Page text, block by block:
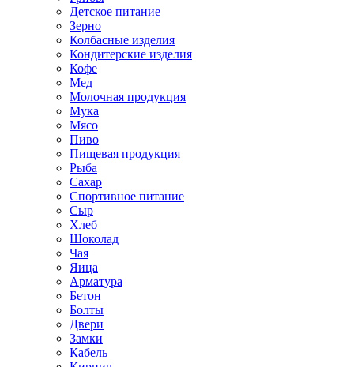
Детское питание
Зерно
Колбасные изделия
Кондитерские изделия
Кофе
Мед
Молочная продукция
Мука
Мясо
Пиво
Пищевая продукция
Рыба
Сахар
Спортивное питание
Сыр
Хлеб
Шоколад
Чая
Яица
Арматура
Бетон
Болты
Двери
Замки
Кабель